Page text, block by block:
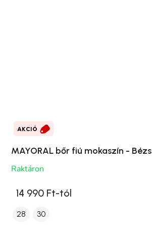
AKCIÓ
MAYORAL bőr fiú mokaszín - Bézs
Raktáron
14 990 Ft-tól
28 30